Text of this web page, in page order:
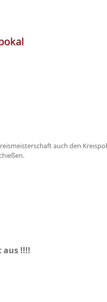
auch den
aus !!!!